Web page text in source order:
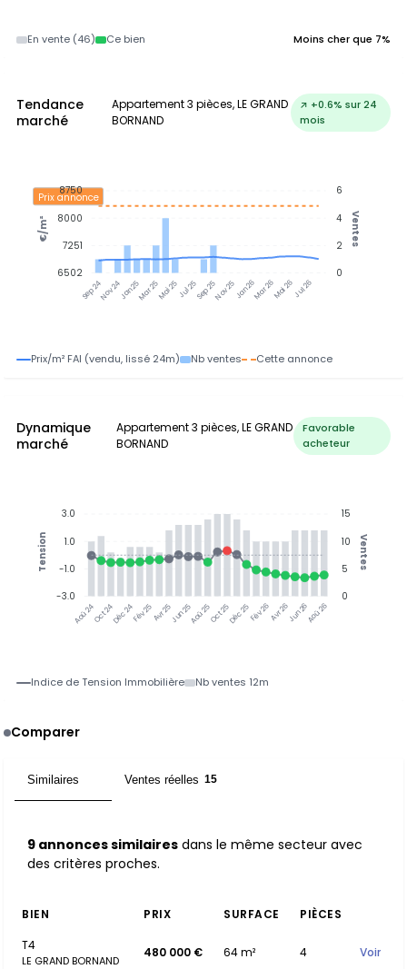
En vente (46) Ce bien Moins cher que 7%
Tendance
marché
Appartement 3 pièces, LE GRAND
BORNAND
↗ +0.6% sur 24
mois
Sep 24Nov 24Jan 25Mar 25Mai 25Jul 25Sep 25Nov 25Jan 26Mar 26Mai 26Jul 26
Prix annonce 6
4
2
0
Ventes
8750
8000
7251
6502
€/m²
Prix/m² FAI (vendu, lissé 24m) Nb ventes Cette annonce
Dynamique
marché
Appartement 3 pièces, LE GRAND
BORNAND
Favorable
acheteur
Aoû 24Oct 24Déc 24Fév 25Avr 25Jun 25Aoû 25Oct 25Déc 25Fév 26Avr 26Jun 26Aoû 26
15
10
5
0
Ventes
3.0
1.0
-1.0
-3.0
Tension
Indice de Tension Immobilière Nb ventes 12m
Comparer
Similaires Ventes réelles 15
9 annonces similaires dans le même secteur avec
des critères proches.
BIEN PRIX SURFACE
PIÈCES
T4
LE GRAND BORNAND
480 000 € 64 m² 4 Voir